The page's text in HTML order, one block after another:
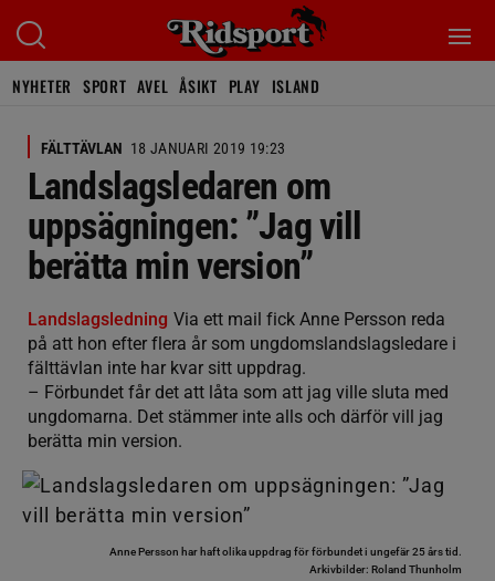
NYHETER SPORT AVEL ÅSIKT PLAY ISLAND
FÄLTTÄVLAN 18 JANUARI 2019 19:23
Landslagsledaren om
uppsägningen: ”Jag vill
berätta min version”
Landslagsledning Via ett mail fick Anne Persson reda
på att hon efter flera år som ungdomslandslagsledare i
fälttävlan inte har kvar sitt uppdrag.
– Förbundet får det att låta som att jag ville sluta med
ungdomarna. Det stämmer inte alls och därför vill jag
berätta min version.
Anne Persson har haft olika uppdrag för förbundet i ungefär 25 års tid.
Arkivbilder: Roland Thunholm